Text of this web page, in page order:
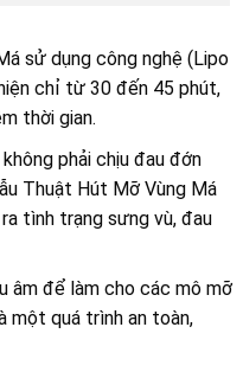
sử dụng công nghệ (Lipo
chỉ từ 30 đến 45 phút,
thời gian.
phải chịu đau đớn
Thuật Hút Mỡ Vùng Má
tình trạng sưng vù, đau
âm để làm cho các mô mỡ
một quá trình an toàn,